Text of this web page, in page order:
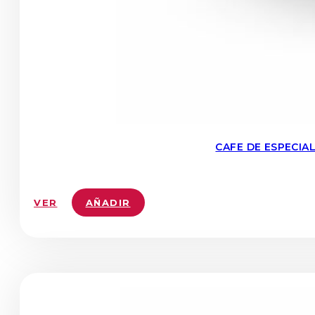
CAFE DE
VER AÑADIR